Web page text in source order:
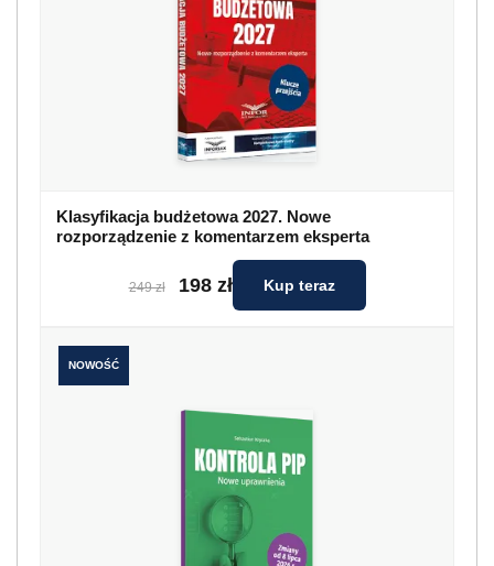
Klasyfikacja budżetowa 2027. Nowe
rozporządzenie z komentarzem eksperta
249 zł 198 zł Kup teraz
NOWOŚĆ